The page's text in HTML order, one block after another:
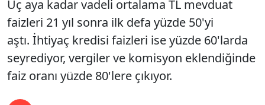
Üç aya kadar vadeli ortalama TL mevduat
faizleri 21 yıl sonra ilk defa yüzde 50'yi
aştı. İhtiyaç kredisi faizleri ise yüzde 60'larda
seyrediyor, vergiler ve komisyon eklendiğinde
faiz oranı yüzde 80'lere çıkıyor.